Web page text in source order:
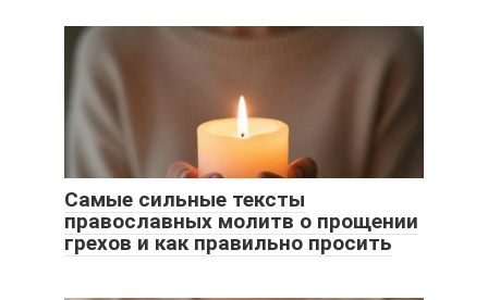
Самые сильные тексты
православных молитв о прощении
грехов и как правильно просить